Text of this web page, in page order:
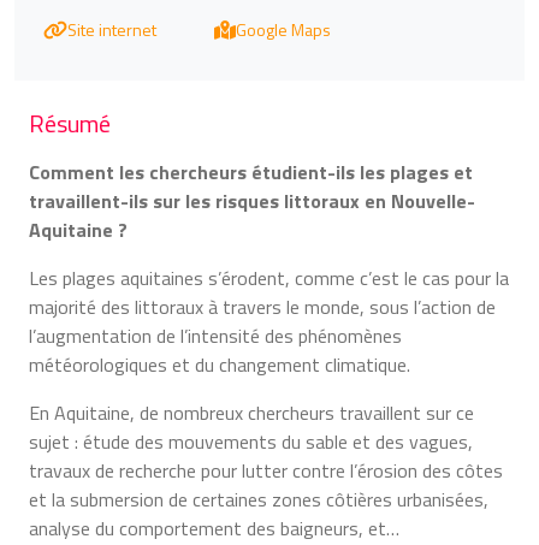
Site internet Google Maps
Résumé
Comment les chercheurs étudient-ils les plages et
travaillent-ils sur les risques littoraux en Nouvelle-
Aquitaine ?
Les plages aquitaines s’érodent, comme c’est le cas pour la
majorité des littoraux à travers le monde, sous l’action de
l’augmentation de l’intensité des phénomènes
météorologiques et du changement climatique.
En Aquitaine, de nombreux chercheurs travaillent sur ce
sujet : étude des mouvements du sable et des vagues,
travaux de recherche pour lutter contre l’érosion des côtes
et la submersion de certaines zones côtières urbanisées,
analyse du comportement des baigneurs, et…